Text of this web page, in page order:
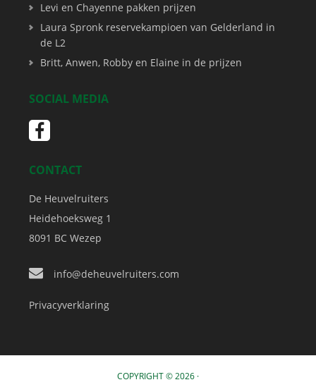
Levi en Chayenne pakken prijzen
Laura Spronk reservekampioen van Gelderland in
de L2
Britt, Anwen, Robby en Elaine in de prijzen
SOCIAL MEDIA
CONTACT
De Heuvelruiters
Heidehoeksweg 1
8091 BC Wezep
info@deheuvelruiters.com
Privacyverklaring
COPYRIGHT © 2026 ·